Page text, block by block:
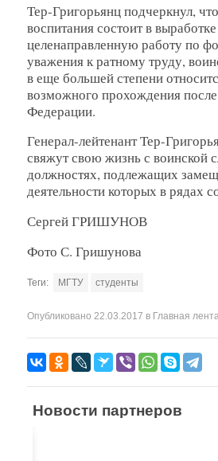
Тер-Григорьянц подчеркнул,
воспитания состоит в
целенаправленную работу по
уважения к ратному труду,
в еще большей степени
возможного прохождения
Федерации.
Генерал-лейтенант Тер-
свяжут свою жизнь с воинской
должностях, подлежащих
деятельности которых в рядах
Сергей ГРИШУНОВ
Фото С. Гришунова
Теги: МГТУ студенты
Опубликовано 22.03.2017 в Главная лента
Новости партнеров